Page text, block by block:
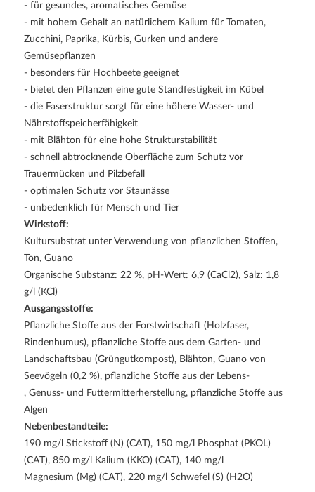
- für gesundes, aromatisches Gemüse
- mit hohem Gehalt an natürlichem Kalium für Tomaten,
Zucchini, Paprika, Kürbis, Gurken und andere
Gemüsepflanzen
- besonders für Hochbeete geeignet
- bietet den Pflanzen eine gute Standfestigkeit im Kübel
- die Faserstruktur sorgt für eine höhere Wasser- und
Nährstoffspeicherfähigkeit
- mit Blähton für eine hohe Strukturstabilität
- schnell abtrocknende Oberfläche zum Schutz vor
Trauermücken und Pilzbefall
- optimalen Schutz vor Staunässe
- unbedenklich für Mensch und Tier
Wirkstoff:
Kultursubstrat unter Verwendung von pflanzlichen Stoffen,
Ton, Guano
Organische Substanz: 22 %, pH-Wert: 6,9 (CaCl2), Salz: 1,8
g/l (KCl)
Ausgangsstoffe:
Pflanzliche Stoffe aus der Forstwirtschaft (Holzfaser,
Rindenhumus), pflanzliche Stoffe aus dem Garten- und
Landschaftsbau (Grüngutkompost), Blähton, Guano von
Seevögeln (0,2 %), pflanzliche Stoffe aus der Lebens-
, Genuss- und Futtermitterherstellung, pflanzliche Stoffe aus
Algen
Nebenbestandteile:
190 mg/l Stickstoff (N) (CAT), 150 mg/l Phosphat (PKOL)
(CAT), 850 mg/l Kalium (KKO) (CAT), 140 mg/l
Magnesium (Mg) (CAT), 220 mg/l Schwefel (S) (H2O)